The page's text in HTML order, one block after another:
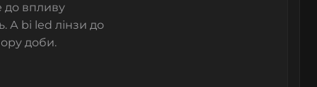
до впливу
А bi led лінзи до
доби.